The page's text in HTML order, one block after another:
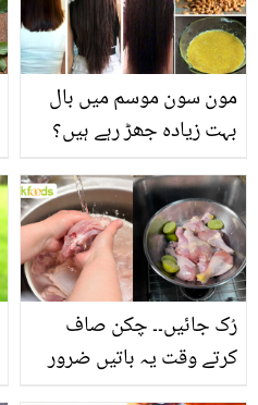
مون سون موسم میں بال
بہت زیادہ جھڑ رہے ہیں؟
بنانے کے چند قدرتی طریقے
رُک جائیں۔۔ چکن صاف
کرتے وقت یہ باتیں ضرور